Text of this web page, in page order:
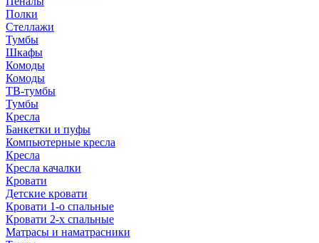
Полки
Стеллажи
Тумбы
Шкафы
Комоды
Комоды
ТВ-тумбы
Тумбы
Кресла
Банкетки и пуфы
Компьютерные кресла
Кресла
Кресла качалки
Кровати
Детские кровати
Кровати 1-о спальные
Кровати 2-х спальные
Матрасы и наматрасники